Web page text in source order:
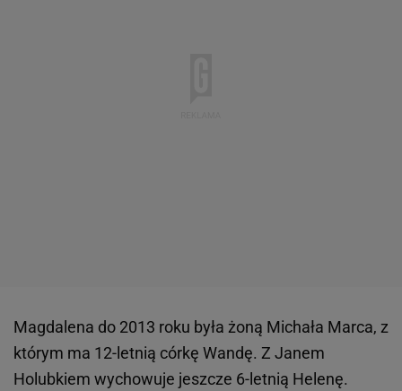
Magdalena do 2013 roku była żoną Michała Marca, z
którym ma 12-letnią córkę Wandę. Z Janem
Holubkiem wychowuje jeszcze 6-letnią Helenę.